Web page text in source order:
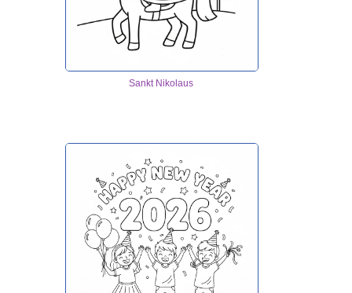
Sankt Nikolaus